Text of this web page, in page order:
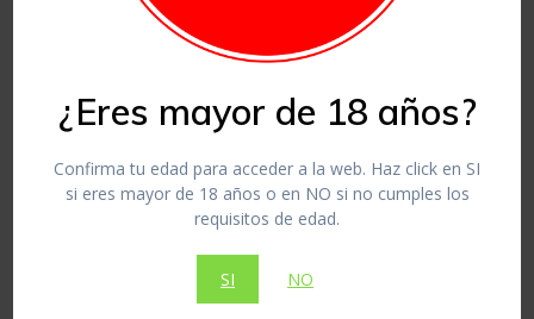
¿Eres mayor de 18 años?
Confirma tu edad para acceder a la web. Haz click en SI
si eres mayor de 18 años o en NO si no cumples los
requisitos de edad.
SI NO